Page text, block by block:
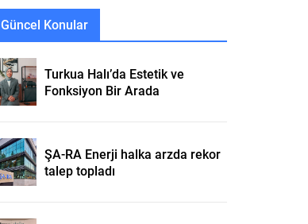
Güncel Konular
Turkua Halı’da Estetik ve
Fonksiyon Bir Arada
ŞA-RA Enerji halka arzda rekor
talep topladı